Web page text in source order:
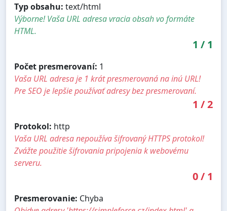
Typ obsahu: text/html
Výborne! Vaša URL adresa vracia obsah vo formáte
HTML.
1 / 1
Počet presmerovaní: 1
Vaša URL adresa je 1 krát presmerovaná na inú URL!
Pre SEO je lepšie používať adresy bez presmerovaní.
1 /2
Protokol: http
Vaša URL adresa nepoužíva šifrovaný HTTPS protokol!
Zvážte použitie šifrovania pripojenia k webovému
serveru.
0/ 1
Presmerovanie: Chyba